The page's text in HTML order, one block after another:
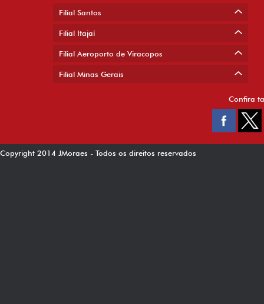
Filial Santos
Filial Itajaí
Filial Aeroporto de Viracopos
Filial Minas Gerais
Confira
Copyright 2014 JMoraes - Todos os direitos reservados